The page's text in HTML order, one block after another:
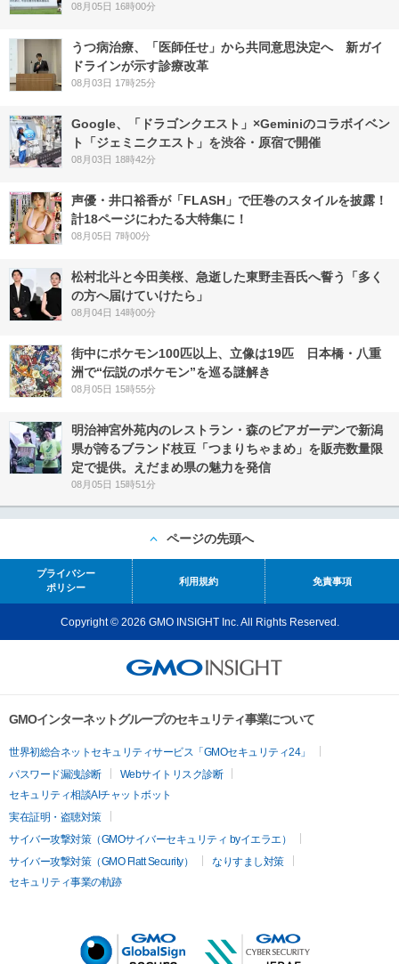
08月05日 16時00分
うつ病治療、「医師任せ」から共同意思決定へ 新ガイ
ドラインが示す診療改革
08月03日 17時25分
Google、「ドラゴンクエスト」×Geminiのコラボイベン
ト「ジェミニクエスト」を渋谷・原宿で開催
08月03日 18時42分
声優・井口裕香が「FLASH」で圧巻のスタイルを披露！
計18ページにわたる大特集に！
08月05日 7時00分
松村北斗と今田美桜、急逝した東野圭吾氏へ誓う「多く
の方へ届けていけたら」
08月04日 14時00分
街中にポケモン100匹以上、立像は19匹 日本橋・八重
洲で“伝説のポケモン”を巡る謎解き
08月05日 15時55分
明治神宮外苑内のレストラン・森のビアガーデンで新潟
県が誇るブランド枝豆「つまりちゃまめ」を販売数量限
定で提供。えだまめ県の魅力を発信
08月05日 15時51分
ページの先頭へ
プライバシー
ポリシー
利用規約 免責事項
Copyright © 2026 GMO INSIGHT Inc. All Rights Reserved.
GMOインターネットグループのセキュリティ事業について
世界初総合ネットセキュリティサービス「GMOセキュリティ24」
パスワード漏洩診断
Webサイトリスク診断
セキュリティ相談AIチャットボット
実在証明・盗聴対策
サイバー攻撃対策（GMOサイバーセキュリティ byイエラエ）
サイバー攻撃対策（GMO Flatt Security）
なりすまし対策
セキュリティ事業の軌跡